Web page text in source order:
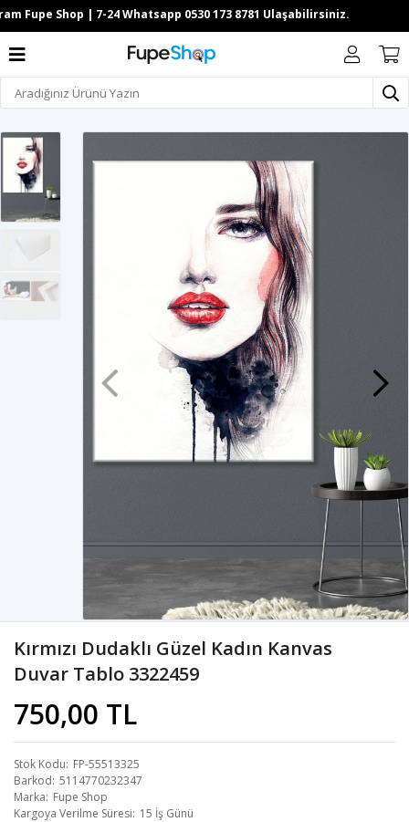
Kırmızı Dudaklı Güzel Kadın Kanvas
Duvar Tablo 3322459
750,00 TL
Stok Kodu FP-55513325
Barkod 5114770232347
Marka Fupe Shop
Kargoya Verilme Süresi 15 İş Günü